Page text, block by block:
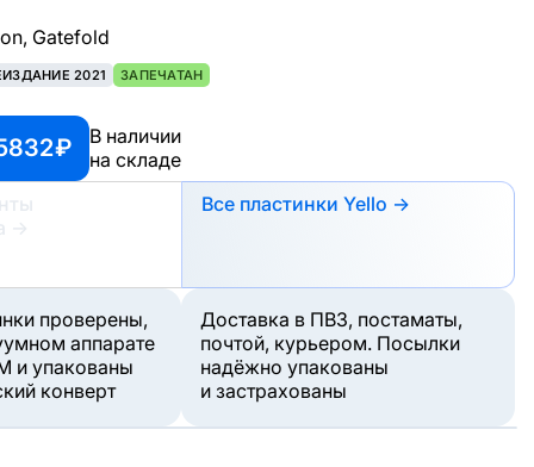
Gatefold
2021 ЗАПЕЧАТАН
₽
В наличии
на складе
→
Все пластинки Yello →
проверены,
аппарате
и упакованы
конверт
Доставка в ПВЗ, постаматы,
почтой, курьером. Посылки
надёжно упакованы
и застрахованы